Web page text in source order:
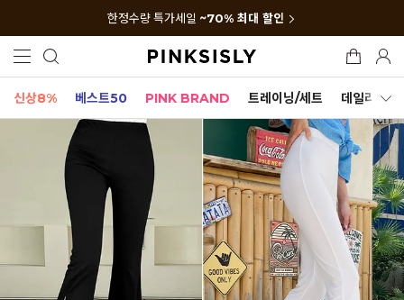
한정수량 특가세일 ~70% 최대 할인
신상8% 베스트50 PINK BRAND 트레이닝/세트 데일리세트